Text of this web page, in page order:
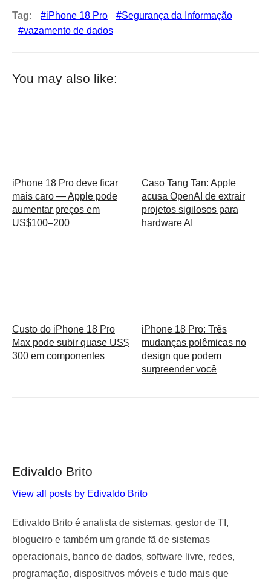
Tag: iPhone 18 Pro
Segurança da Informação
vazamento de dados
You may also like:
iPhone 18 Pro deve ficar
mais caro — Apple pode
aumentar preços em
US$100–200
Caso Tang Tan: Apple
acusa OpenAI de extrair
projetos sigilosos para
hardware AI
Custo do iPhone 18 Pro
Max pode subir quase US$
300 em componentes
iPhone 18 Pro: Três
mudanças polêmicas no
design que podem
surpreender você
Edivaldo Brito
View all posts by Edivaldo Brito
Edivaldo Brito é analista de sistemas, gestor de TI,
blogueiro e também um grande fã de sistemas
operacionais, banco de dados, software livre, redes,
programação, dispositivos móveis e tudo mais que